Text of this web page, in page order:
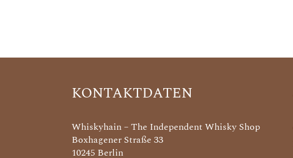
KONTAKTDATEN
Whiskyhain – The Independent Whisky Shop
Boxhagener Straße 33
10245 Berlin